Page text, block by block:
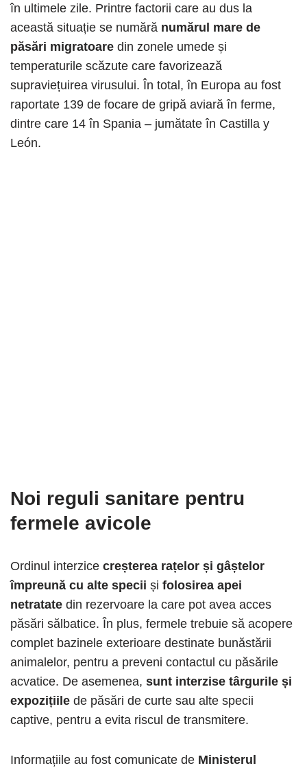
în ultimele zile. Printre factorii care au dus la
această situație se numără numărul mare de
păsări migratoare din zonele umede și
temperaturile scăzute care favorizează
supraviețuirea virusului. În total, în Europa au fost
raportate 139 de focare de gripă aviară în ferme,
dintre care 14 în Spania – jumătate în Castilla y
León.
Noi reguli sanitare pentru
fermele avicole
Ordinul interzice creșterea rațelor și gâștelor
împreună cu alte specii și folosirea apei
netratate din rezervoare la care pot avea acces
păsări sălbatice. În plus, fermele trebuie să acopere
complet bazinele exterioare destinate bunăstării
animalelor, pentru a preveni contactul cu păsările
acvatice. De asemenea, sunt interzise târgurile și
expozițiile de păsări de curte sau alte specii
captive, pentru a evita riscul de transmitere.
Informațiile au fost comunicate de Ministerul